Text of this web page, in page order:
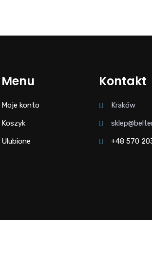
Menu
Moje konto
Koszyk
Ulubione
Kontakt
Kraków
+48 570